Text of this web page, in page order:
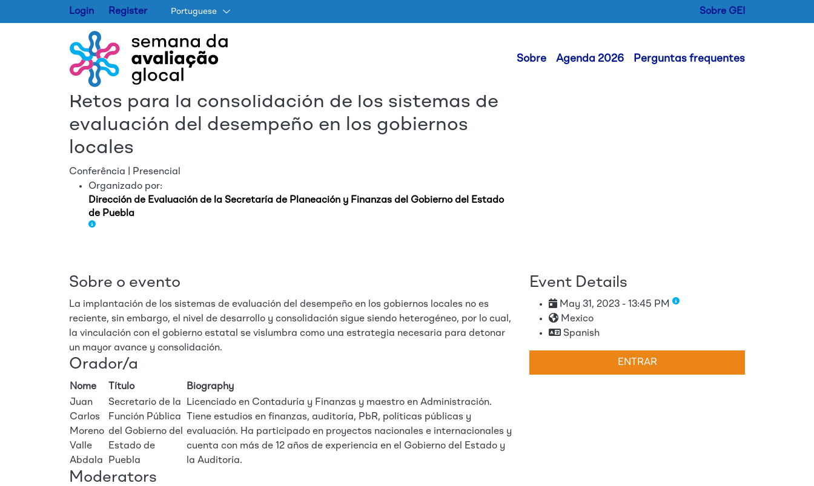
Pular para o conteúdo principal
Login Register Portuguese Sobre GEI
Header Menu
Sobre Agenda 2026 Perguntas frequentes
Retos para la consolidación de los sistemas de
evaluación del desempeño en los gobiernos
locales
Conferência | Presencial
Organizado por:
Dirección de Evaluación de la Secretaría de Planeación y Finanzas del Gobierno del Estado
de Puebla
Sobre o evento
La implantación de los sistemas de evaluación del desempeño en los gobiernos locales no es
reciente, sin embargo, el nivel de desarrollo y consolidación sigue siendo heterogéneo, por lo cual,
la vinculación con el gobierno estatal se vislumbra como una estrategia necesaria para detonar
un mayor avance y consolidación.
Orador/a
Nome Título
Biography
Juan
Carlos
Moreno
Valle
Abdala
Secretario de la
Función Pública
del Gobierno del
Estado de
Puebla
Licenciado en Contaduría y Finanzas y maestro en Administración.
Tiene estudios en finanzas, auditoría, PbR, políticas públicas y
evaluación. Ha participado en proyectos nacionales e internacionales y
cuenta con más de 12 años de experiencia en el Gobierno del Estado y
la Auditoría.
Moderators
Event Details
May 31, 2023 - 13:45 PM
Mexico
Spanish
ENTRAR